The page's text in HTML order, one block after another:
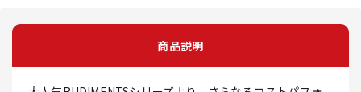
商品説明